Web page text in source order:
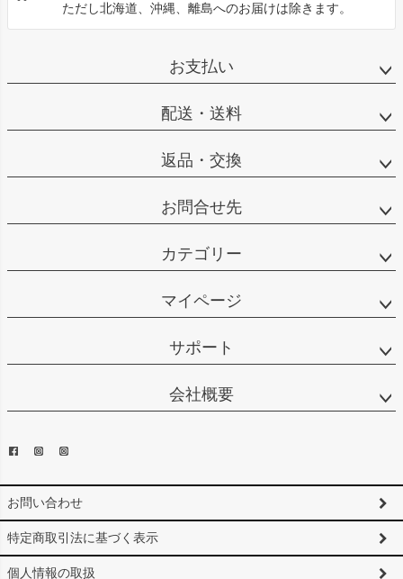
ただし北海道、沖縄、離島へのお届けは除きます。
お支払い
配送・送料
返品・交換
お問合せ先
カテゴリー
マイページ
サポート
会社概要
お問い合わせ
特定商取引法に基づく表示
個人情報の取扱